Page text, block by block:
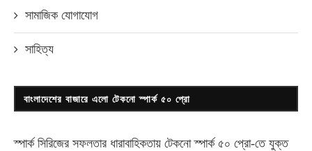
সামাজিক যোগাযোগ
সাহিত্য
বাংলাদেশের বাজারে এলো টেকনো স্পার্ক ৫০ প্রো
স্পার্ক সিরিজের সফলতার ধারাবাহিকতায় টেকনোস্পার্ক ৫০ প্রো-তে যুক্ত